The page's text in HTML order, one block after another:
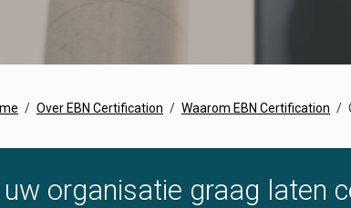
Over EBN Certification Waarom EBN Certification
organisatie graag laten